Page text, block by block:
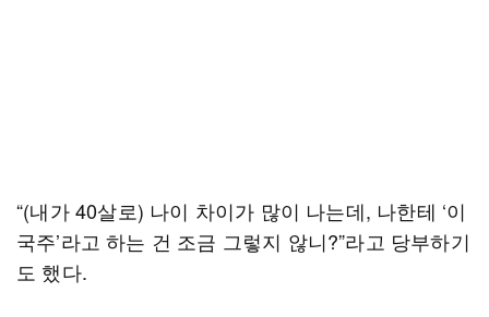
“(내가 40살로) 나이 차이가 많이 나는데, 나한테 ‘이
국주’라고 하는 건 조금 그렇지 않니?”라고 당부하기
도 했다.